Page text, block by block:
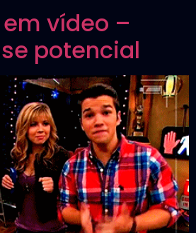
vídeo –
potencial